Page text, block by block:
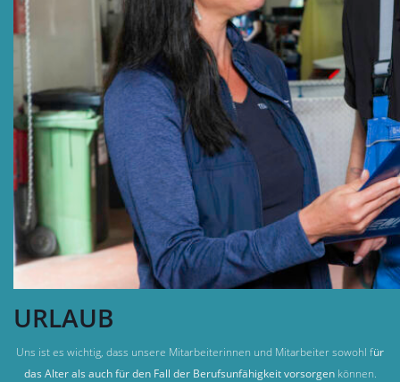
URLAUB
Uns ist es wichtig, dass unsere Mitarbeiterinnen und Mitarbeiter sowohl für
das Alter als auch für den Fall der Berufsunfähigkeit vorsorgenkönnen.